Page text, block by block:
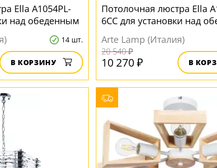
Ella A1054PL-
над обеденным
14 шт.
В КОРЗИНУ
Потолочная люстра Ella
6CC для установки над
Arte Lamp (Италия)
20 540 ₽
10 270 ₽ В